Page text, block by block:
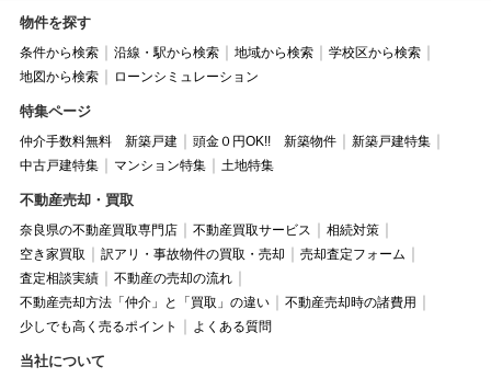
物件を探す
条件から検索 沿線・駅から検索 地域から検索
学校区から検索
地図から検索
ローンシミュレーション
特集ページ
仲介手数料無料 新築戸建 頭金０円OK!! 新築物件
新築戸建特集
中古戸建特集
マンション特集 土地特集
不動産売却・買取
奈良県の不動産買取専門店 不動産買取サービス
相続対策
空き家買取
訳アリ・事故物件の買取・売却
売却査定フォーム
査定相談実績
不動産の売却の流れ
不動産売却方法「仲介」と「買取」の違い
不動産売却時の諸費用
少しでも高く売るポイント
よくある質問
当社について